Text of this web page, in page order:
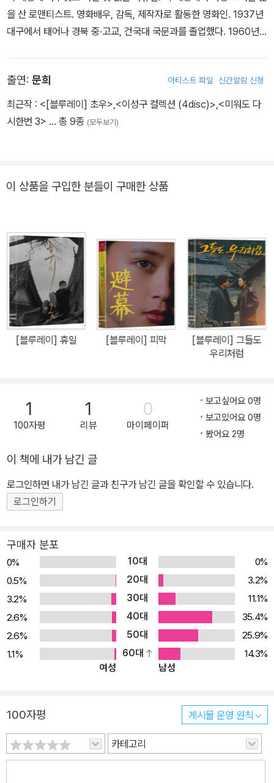
을 산 로맨티스트. 영화배우, 감독, 제작자로 활동한 영화인. 1937년
대구에서 태어나 경북 중·고교, 건국대 국문과를 졸업했다. 1960년
로 자리매김했다. 한국배우협회 회장, 2001년 〈사〉한국영화배우협회
초대 이사장, 2000년 제16대 국회의원 등을 지냈다. 경북 영천에 아
름다운 한옥 성일가(星一家)를 짓고, 그곳과 서울, 대구를 오가며 여
출연: 문희 아티스트 파일 신간알림 신청
최근작 : <[블루레이] 초우>,<이성구 컬렉션 (4disc)>,<미워도 다
시한번 3> … 총 9종 (모두보기)
이 상품을 구입한 분들이 구매한 상품
[블루레이] 휴일 [블루레이] 피막
[블루레이] 그들도
우리처럼
1
100자평
1
리뷰
0
마이페이퍼
보고싶어요 0명
보고있어요 0명
봤어요 2명
이 책에 내가 남긴 글
로그인하면 내가 남긴 글과 친구가 남긴 글을 확인할 수 있습니다.
로그인하기
구매자 분포
0% 10대
0%
0.5%
20대
3.2%
3.2%
30대
11.1%
2.6%
40대
35.4%
2.6%
50대
25.9%
1.1%
60대
14.3%
여성
남성
100자평 게시물 운영 원칙
카테고리